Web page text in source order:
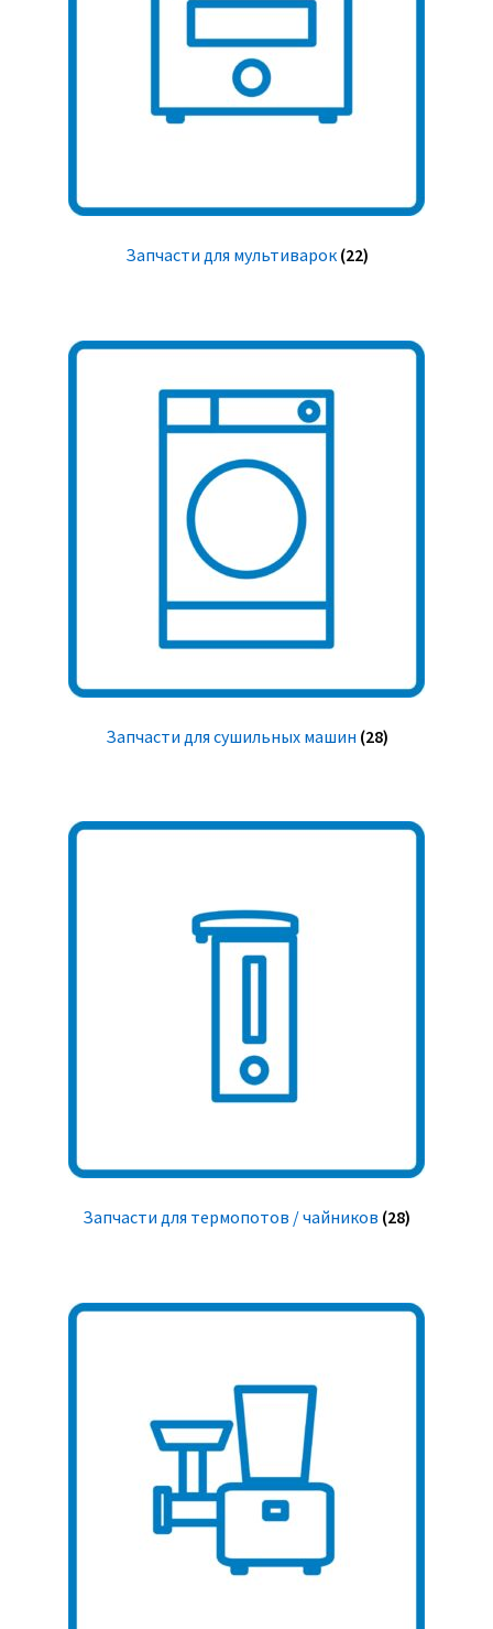
Запчасти для мультиварок (22)
Запчасти для сушильных машин (28)
Запчасти для термопотов / чайников (28)